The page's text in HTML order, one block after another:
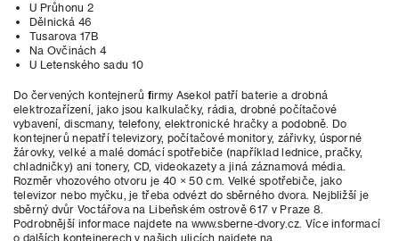
U Průhonu 2
Dělnická 46
Tusarova 17B
Na Ovčinách 4
U Letenského sadu 10
Do červených kontejnerů firmy Asekol patří baterie a drobná
elektrozařízení, jako jsou kalkulačky, rádia, drobné počítačové
vybavení, discmany, telefony, elektronické hračky a podobně. Do
kontejnerů nepatří televizory, počítačové monitory, zářivky, úsporné
žárovky, velké a malé domácí spotřebiče (například lednice, pračky,
chladničky) ani tonery, CD, videokazety a jiná záznamová média.
Rozměr vhozového otvoru je 40 × 50 cm. Velké spotřebiče, jako
televizor nebo myčku, je třeba odvézt do sběrného dvora. Nejbližší je
sběrný dvůr Voctářova na Libeňském ostrově 617 v Praze 8.
Podrobnější informace najdete na www.sberne-dvory.cz. Více informací
o dalších kontejnerech v našich ulicích najdete na